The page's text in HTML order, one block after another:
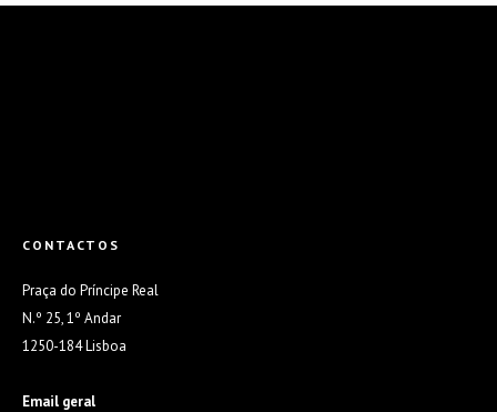
CONTACTOS
Praça do Príncipe Real
N.º 25, 1º Andar
1250-184 Lisboa
Email geral